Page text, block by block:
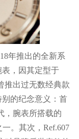
年推出的全新系
表，因其定型于
推出过无数经典款
别的纪念意义：首
，腕表所搭载的
。其次，Ref.607